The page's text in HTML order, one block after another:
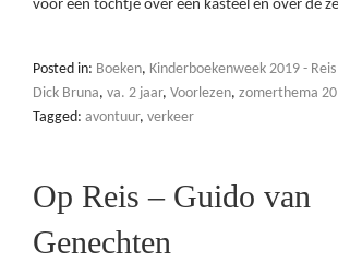
voor een tochtje over een kasteel en over de
Posted in: Boeken, Kinderboekenweek 2019 -
Dick Bruna, va. 2 jaar, Voorlezen, zomerthema
Tagged: avontuur, verkeer
Op Reis – Guido van
Genechten